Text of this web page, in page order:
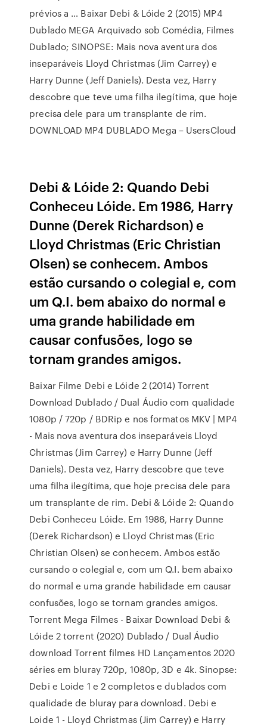
prévios a … Baixar Debi & Lóide 2 (2015) MP4
Dublado MEGA Arquivado sob Comédia, Filmes
Dublado; SINOPSE: Mais nova aventura dos
inseparáveis Lloyd Christmas (Jim Carrey) e
Harry Dunne (Jeff Daniels). Desta vez, Harry
descobre que teve uma filha ilegítima, que hoje
precisa dele para um transplante de rim.
DOWNLOAD MP4 DUBLADO Mega – UsersCloud
Debi & Lóide 2: Quando Debi
Conheceu Lóide. Em 1986, Harry
Dunne (Derek Richardson) e
Lloyd Christmas (Eric Christian
Olsen) se conhecem. Ambos
estão cursando o colegial e, com
um Q.I. bem abaixo do normal e
uma grande habilidade em
causar confusões, logo se
tornam grandes amigos.
Baixar Filme Debi e Lóide 2 (2014) Torrent
Download Dublado / Dual Áudio com qualidade
1080p / 720p / BDRip e nos formatos MKV | MP4
- Mais nova aventura dos inseparáveis Lloyd
Christmas (Jim Carrey) e Harry Dunne (Jeff
Daniels). Desta vez, Harry descobre que teve
uma filha ilegítima, que hoje precisa dele para
um transplante de rim. Debi & Lóide 2: Quando
Debi Conheceu Lóide. Em 1986, Harry Dunne
(Derek Richardson) e Lloyd Christmas (Eric
Christian Olsen) se conhecem. Ambos estão
cursando o colegial e, com um Q.I. bem abaixo
do normal e uma grande habilidade em causar
confusões, logo se tornam grandes amigos.
Torrent Mega Filmes - Baixar Download Debi &
Lóide 2 torrent (2020) Dublado / Dual Áudio
download Torrent filmes HD Lançamentos 2020
séries em bluray 720p, 1080p, 3D e 4k. Sinopse:
Debi e Loide 1 e 2 completos e dublados com
qualidade de bluray para download. Debi e
Loide 1 - Lloyd Christmas (Jim Carrey) e Harry